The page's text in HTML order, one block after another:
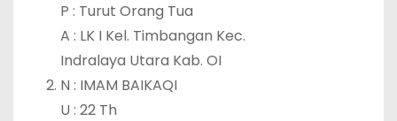
P : Turut Orang Tua
A : LK I Kel. Timbangan Kec.
Indralaya Utara Kab. OI
N : IMAM BAIKAQI
U : 22 Th